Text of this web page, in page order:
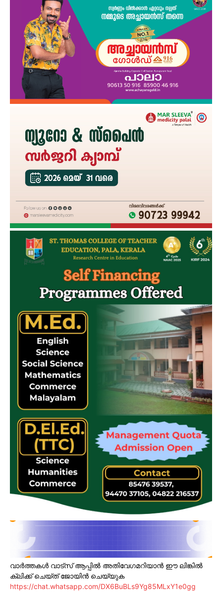
വാർത്തകൾ വാട്സ് ആപ്പിൽ അതിവേഗമറിയാൻ ഈ ലിങ്കിൽ
ക്ലിക്ക് ചെയ്ത് ജോയിൻ ചെയ്യുക
https://chat.whatsapp.com/DX6BuBLs9Yg85MLxY1e0gg